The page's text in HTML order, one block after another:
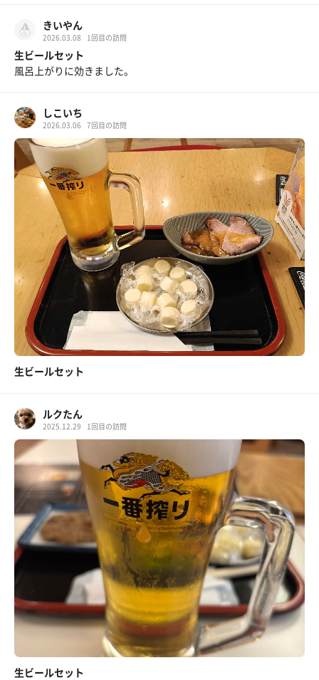
きいやん
2026.03.08 1回目の訪問
生ビールセット
風呂上がりに効きました。
しこいち
2026.03.06 7回目の訪問
生ビールセット
ルクたん
2025.12.29 1回目の訪問
生ビールセット